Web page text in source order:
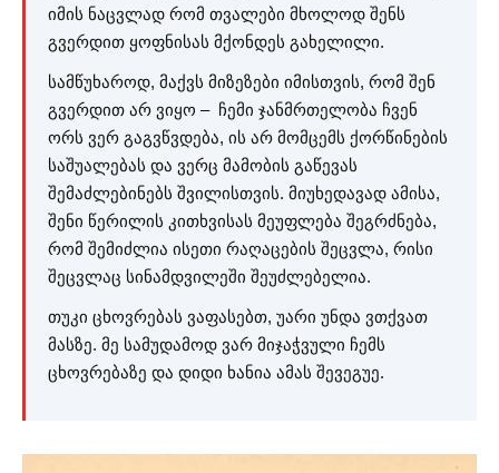
იმის ნაცვლად რომ თვალები მხოლოდ შენს
გვერდით ყოფნისას მქონდეს გახელილი.
სამწუხაროდ, მაქვს მიზეზები იმისთვის, რომ შენ
გვერდით არ ვიყო – ჩემი ჯანმრთელობა ჩვენ
ორს ვერ გაგვწვდება, ის არ მომცემს ქორწინების
საშუალებას და ვერც მამობის გაწევას
შემაძლებინებს შვილისთვის. მიუხედავად ამისა,
შენი წერილის კითხვისას მეუფლება შეგრძნება,
რომ შემიძლია ისეთი რაღაცების შეცვლა, რისი
შეცვლაც სინამდვილეში შეუძლებელია.
თუკი ცხოვრებას ვაფასებთ, უარი უნდა ვთქვათ
მასზე. მე სამუდამოდ ვარ მიჯაჭვული ჩემს
ცხოვრებაზე და დიდი ხანია ამას შევეგუე.